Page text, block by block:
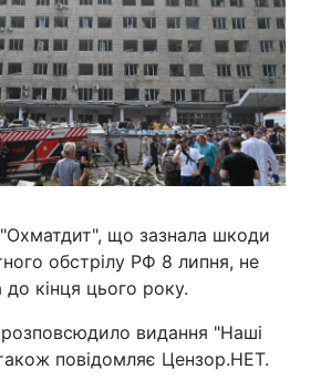
що зазнала шкоди
обстрілу РФ 8 липня, не
до кінця цього року.
видання "Наші
повідомляє Цензор.НЕТ.